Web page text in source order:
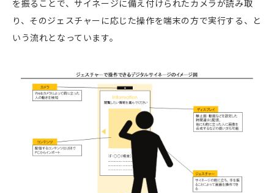
を振ることで、サイネージに備え付けられたカメラが読み取
り、そのジェスチャーに応じた操作を端末の方で実行する、と
いう流れとなっています。